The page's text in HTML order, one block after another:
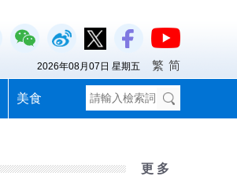
美食
2026年08月07日 星期五 繁 简
更 多